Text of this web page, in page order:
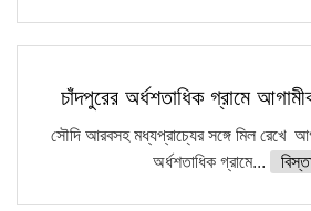
চাঁদপুরের অর্ধশতাধিক গ্রামে
সৌদি আরবসহ মধ্যপ্রাচ্যের সঙ্গে মিল রেখে
অর্ধশতাধিক গ্রামে...